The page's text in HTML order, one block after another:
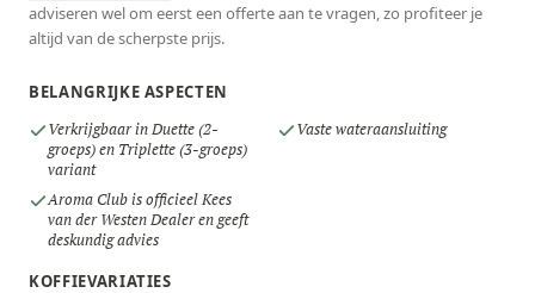
adviseren wel om eerst een offerte aan te vragen, zo profiteer je
altijd van de scherpste prijs.
BELANGRIJKE ASPECTEN
Verkrijgbaar in Duette (2-
groeps) en Triplette (3-groeps)
variant
Vaste wateraansluiting
Aroma Club is officieel Kees
van der Westen Dealer en geeft
deskundig advies
KOFFIEVARIATIES